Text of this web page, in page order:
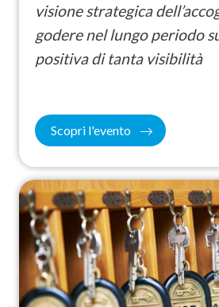
visione strategica
godere nel lungo periodo
positiva di tanta visibilità
Scopri l'evento